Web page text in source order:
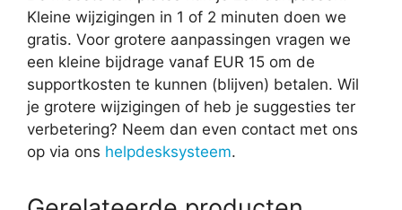
Kleine wijzigingen in 1 of 2 minuten doen we
gratis. Voor grotere aanpassingen vragen we
een kleine bijdrage vanaf EUR 15 om de
supportkosten te kunnen (blijven) betalen. Wil
je grotere wijzigingen of heb je suggesties ter
verbetering? Neem dan even contact met ons
op via ons helpdesksysteem.